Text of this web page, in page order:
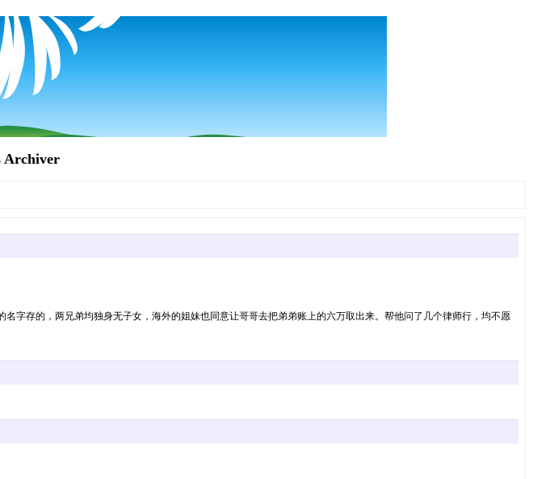
Archiver
字存的，两兄弟均独身无子女，海外的姐妹也同意让哥哥去把弟弟账上的六万取出来。帮他问了几个律师行，均不愿